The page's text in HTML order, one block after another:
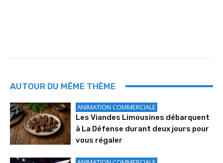
AUTOUR DU MÊME THÈME
ANIMATION COMMERCIALE
Les Viandes Limousines débarquent
à La Défense durant deux jours pour
vous régaler